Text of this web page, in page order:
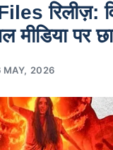
रिलीज़:
मीडिया पर
MAY, 2026